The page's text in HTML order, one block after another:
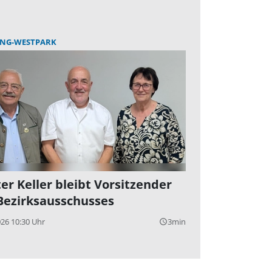
WESTPARK
Keller bleibt Vorsitzender
10:30 Uhr query_builder3min